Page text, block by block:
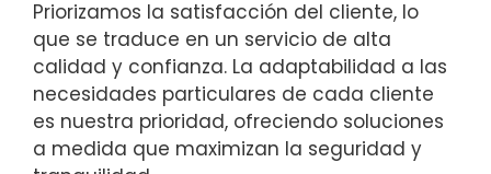
Priorizamos la satisfacción del cliente, lo
que se traduce en un servicio de alta
calidad y confianza. La adaptabilidad a las
necesidades particulares de cada cliente
es nuestra prioridad, ofreciendo soluciones
a medida que maximizan la seguridad y